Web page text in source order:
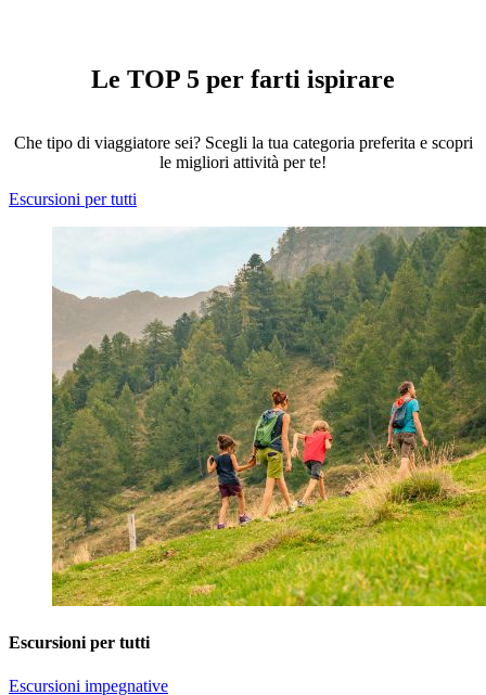
Le TOP 5 per farti ispirare
Che tipo di viaggiatore sei? Scegli la tua categoria preferita e scopri
le migliori attività per te!
Escursioni per tutti
Escursioni per tutti
Escursioni impegnative